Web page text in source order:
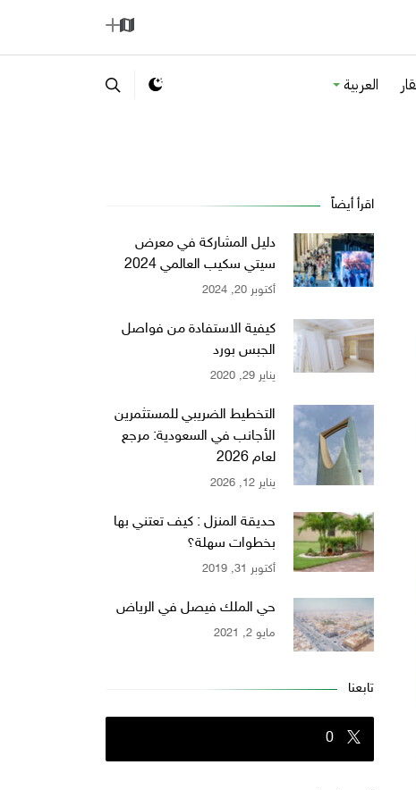
ا
ا
العربية
اقرأ أيضاً
دليل المشاركة في معرض
سيتي سكيب العالمي 2024
أكتوبر 20, 2024
كيفية الاستفادة من فواصل
الجبس بورد
يناير 29, 2020
التخطيط الضريبي للمستثمرين
الأجانب في السعودية: مرجع
لعام 2026
يناير 12, 2026
حديقة المنزل : كيف تعتني بها
بخطوات سهلة؟
أكتوبر 31, 2019
حي الملك فيصل في الرياض
مايو 2, 2021
تابعنا
0